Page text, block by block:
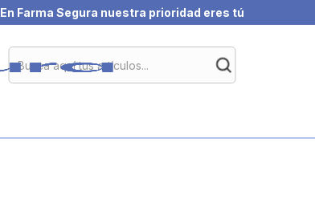
En Farma Segura nuestra prioridad eres tú